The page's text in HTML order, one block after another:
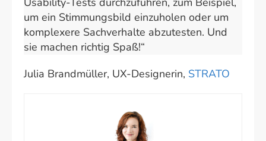
um ein Stimmungsbild einzuholen oder um
komplexere Sachverhalte abzutesten. Und
sie machen richtig Spaß!“
Julia Brandmüller, UX-Designerin, STRATO